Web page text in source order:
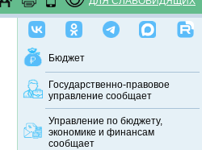
Бюджет
Государственно-правовое
управление сообщает
Управление по бюджету,
экономике и финансам
сообщает